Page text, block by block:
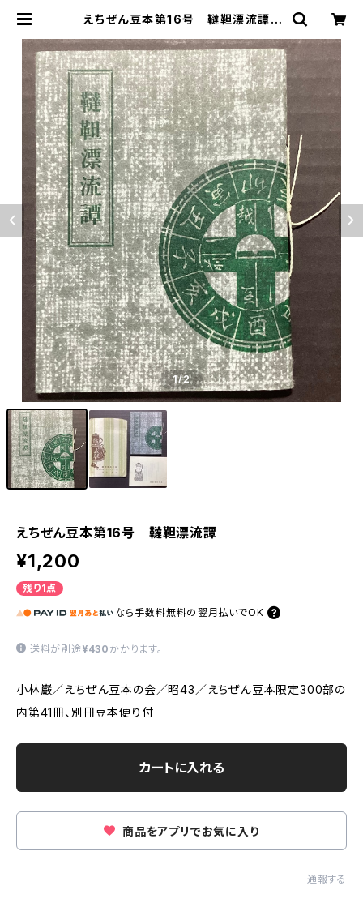
えちぜん豆本第16号 韃靼漂流譚 |
1/2
えちぜん豆本第16号 韃靼漂流譚
¥1,200
残り1点
なら 手数料無料の 翌月払いでOK
送料が別途 ¥430 かかります。
小林巌／えちぜん豆本の会／昭43／えちぜん豆本限定300部の
内第41冊、別冊豆本便り付
カートに入れる
商品をアプリでお気に入り
通報する